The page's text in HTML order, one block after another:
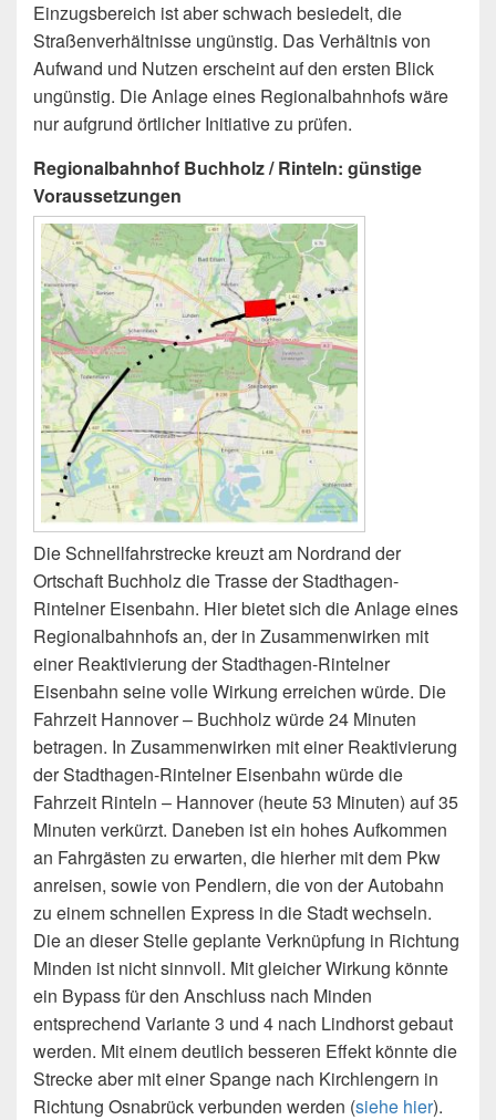
Einzugsbereich ist aber schwach besiedelt, die
Straßenverhältnisse ungünstig. Das Verhältnis von
Aufwand und Nutzen erscheint auf den ersten Blick
ungünstig. Die Anlage eines Regionalbahnhofs wäre
nur aufgrund örtlicher Initiative zu prüfen.
Regionalbahnhof Buchholz / Rinteln: günstige
Voraussetzungen
Die Schnellfahrstrecke kreuzt am Nordrand der
Ortschaft Buchholz die Trasse der Stadthagen-
Rintelner Eisenbahn. Hier bietet sich die Anlage eines
Regionalbahnhofs an, der in Zusammenwirken mit
einer Reaktivierung der Stadthagen-Rintelner
Eisenbahn seine volle Wirkung erreichen würde. Die
Fahrzeit Hannover – Buchholz würde 24 Minuten
betragen. In Zusammenwirken mit einer Reaktivierung
der Stadthagen-Rintelner Eisenbahn würde die
Fahrzeit Rinteln – Hannover (heute 53 Minuten) auf 35
Minuten verkürzt. Daneben ist ein hohes Aufkommen
an Fahrgästen zu erwarten, die hierher mit dem Pkw
anreisen, sowie von Pendlern, die von der Autobahn
zu einem schnellen Express in die Stadt wechseln.
Die an dieser Stelle geplante Verknüpfung in Richtung
Minden ist nicht sinnvoll. Mit gleicher Wirkung könnte
ein Bypass für den Anschluss nach Minden
entsprechend Variante 3 und 4 nach Lindhorst gebaut
werden. Mit einem deutlich besseren Effekt könnte die
Strecke aber mit einer Spange nach Kirchlengern in
Richtung Osnabrück verbunden werden (siehe hier).